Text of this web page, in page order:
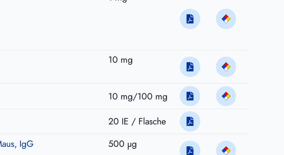
10 mg
10 mg/100 mg
20 IE / Flasche
IgG 500 µg